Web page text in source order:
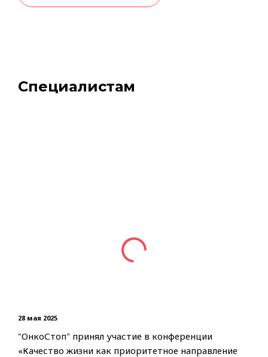
Специалистам
28 мая 2025
"ОнкоСтоп" принял участие в конференции
«Качество жизни как приоритетное направление